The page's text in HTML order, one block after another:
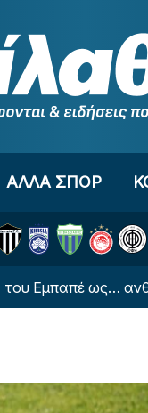
ΑΛΛΑ ΣΠΟΡ
ως…